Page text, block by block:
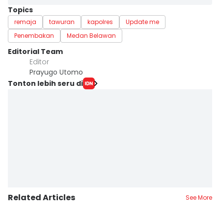
Topics
remaja tawuran kapolres
Update me
Penembakan
Medan Belawan
Editorial Team
Editor
Prayugo Utomo
Tonton lebih seru di
Related Articles See More